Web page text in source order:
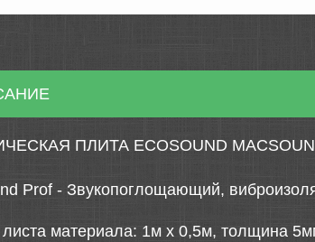
ПЛИТА ECOSOUND
Prof - Звукопоглощающий,
материала: 1м х 0,5м, толщина